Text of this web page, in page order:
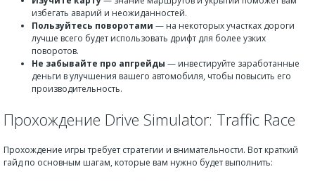
избегать аварий и неожиданностей.
Пользуйтесь поворотами — на некоторых участках дороги
лучше всего будет использовать дрифт для более узких
поворотов.
Не забывайте про апгрейды — инвестируйте заработанные
деньги в улучшения вашего автомобиля, чтобы повысить его
производительность.
Прохождение Drive Simulator: Traffic Race
Прохождение игры требует стратегии и внимательности. Вот краткий
гайд по основным шагам, которые вам нужно будет выполнить: